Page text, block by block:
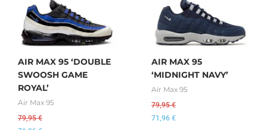
AIR MAX 95 ‘DOUBLE
SWOOSH GAME
ROYAL’
Air Max 95
79,95€
AIR MAX 95
‘MIDNIGHT NAVY’
Air Max 95
79,95€
71,96 €